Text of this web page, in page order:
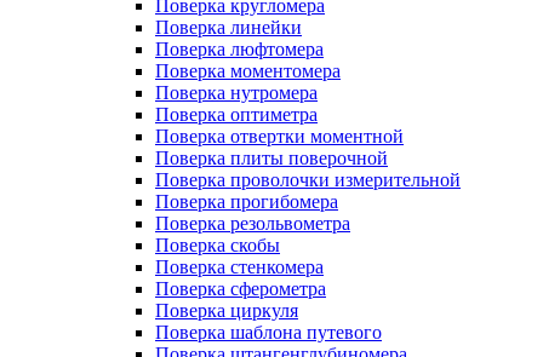
Поверка кругломера
Поверка линейки
Поверка люфтомера
Поверка моментомера
Поверка нутромера
Поверка оптиметра
Поверка отвертки моментной
Поверка плиты поверочной
Поверка проволочки измерительной
Поверка прогибомера
Поверка резольвометра
Поверка скобы
Поверка стенкомера
Поверка сферометра
Поверка циркуля
Поверка шаблона путевого